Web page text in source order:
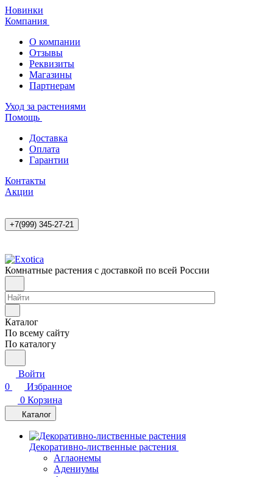
Новинки
Компания
О компании
Отзывы
Реквизиты
Магазины
Партнерам
Уход за растениями
Помощь
Доставка
Оплата
Гарантии
Контакты
Акции
+7(999) 345-27-21
Комнатные растения с доставкой по всей России
Каталог
По всему сайту
По каталогу
Войти
0
Избранное
0 Корзина
Каталог
Декоративно-лиственные растения
Аглаонемы
Адениумы